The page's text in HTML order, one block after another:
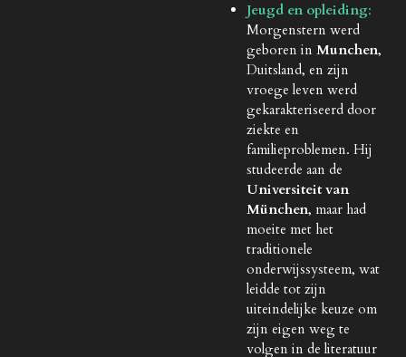
Jeugd en opleiding:
Morgenstern werd
geboren in Munchen,
Duitsland, en zijn
vroege leven werd
gekarakteriseerd door
ziekte en
familieproblemen. Hij
studeerde aan de
Universiteit van
München, maar had
moeite met het
traditionele
onderwijssysteem, wat
leidde tot zijn
uiteindelijke keuze om
zijn eigen weg te
volgen in de literatuur